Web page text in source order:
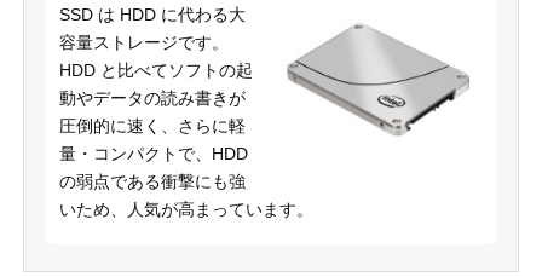
SSD は HDD に代わる大
容量ストレージです。
HDD と比べてソフトの起
動やデータの読み書きが
圧倒的に速く、さらに軽
量・コンパクトで、HDD
の弱点である衝撃にも強
いため、人気が高まっています。